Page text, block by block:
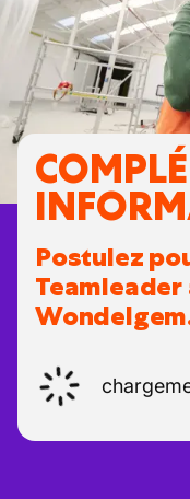
Postulez
Teamleader